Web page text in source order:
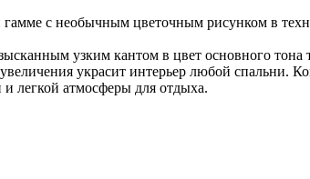
с необычным цветочным рисунком в
узким кантом в цвет основного тона
украсит интерьер любой
легкой атмосферы для отдыха.